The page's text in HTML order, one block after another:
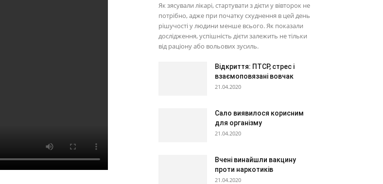
Як зясували лікарі, стартувати з дієти у вівторок не
потрібно, адже при початку схуднення в цей день
рішучості у людини менше всього. Як показали
дослідження, успішність дієти залежить не тільки
від раціону або вольових зусиль.
Відкриття: ПТСР, стрес і
взаємоповязані вовчак
21.04.2020
Сало виявилося корисним
для організму
21.04.2020
Вчені винайшли вакцину
проти наркотиків
21.04.2020